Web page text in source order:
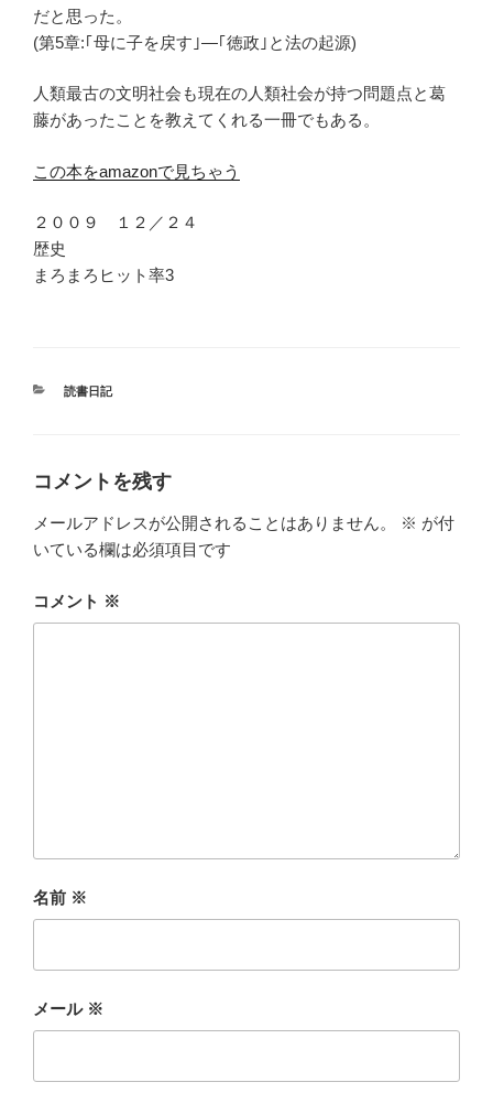
だと思った。
(第5章:｢母に子を戻す｣―｢徳政｣と法の起源)
人類最古の文明社会も現在の人類社会が持つ問題点と葛
藤があったことを教えてくれる一冊でもある。
この本をamazonで見ちゃう
２００９ １２／２４
歴史
まろまろヒット率3
カ
読書日記
コメントを残す
メールアドレスが公開されることはありません。 ※ が付
いている欄は必須項目です
コメント ※
名前 ※
メール ※